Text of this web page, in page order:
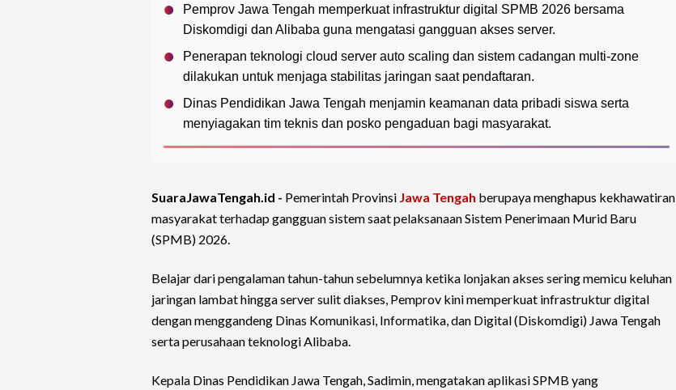
Pemprov Jawa Tengah memperkuat infrastruktur digital SPMB 2026 bersama
Diskomdigi dan Alibaba guna mengatasi gangguan akses server.
Penerapan teknologi cloud server auto scaling dan sistem cadangan multi-zone
dilakukan untuk menjaga stabilitas jaringan saat pendaftaran.
Dinas Pendidikan Jawa Tengah menjamin keamanan data pribadi siswa serta
menyiagakan tim teknis dan posko pengaduan bagi masyarakat.
SuaraJawaTengah.id - Pemerintah Provinsi Jawa Tengah berupaya menghapus kekhawatiran
masyarakat terhadap gangguan sistem saat pelaksanaan Sistem Penerimaan Murid Baru
(SPMB) 2026.
Belajar dari pengalaman tahun-tahun sebelumnya ketika lonjakan akses sering memicu keluhan
jaringan lambat hingga server sulit diakses, Pemprov kini memperkuat infrastruktur digital
dengan menggandeng Dinas Komunikasi, Informatika, dan Digital (Diskomdigi) Jawa Tengah
serta perusahaan teknologi Alibaba.
Kepala Dinas Pendidikan Jawa Tengah, Sadimin, mengatakan aplikasi SPMB yang